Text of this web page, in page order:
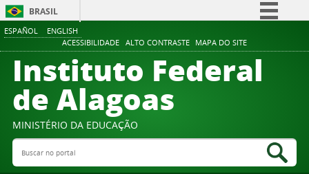
ESPAÑOL ENGLISH
ACESSIBILIDADE ALTO CONTRASTE MAPA DO SITE
BRASIL
Comunica BR
Participe
Canais
Instituto Federal
de Alagoas
MINISTÉRIO DA EDUCAÇÃO
Buscar no portal